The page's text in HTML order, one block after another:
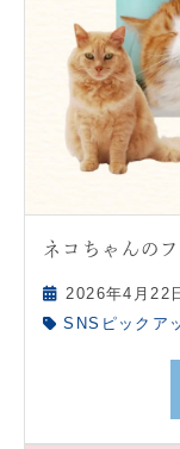
ネコちゃんの
2026年4月22
SNSピックア